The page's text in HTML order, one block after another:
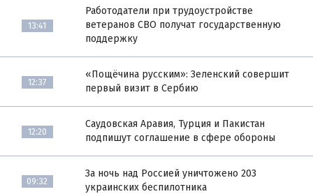
13:41
Работодатели при трудоустройстве
ветеранов СВО получат государственную
поддержку
12:37
«Пощёчина русским»: Зеленский совершит
первый визит в Сербию
12:20
Саудовская Аравия, Турция и Пакистан
подпишут соглашение в сфере обороны
09:32
За ночь над Россией уничтожено 203
украинских беспилотника